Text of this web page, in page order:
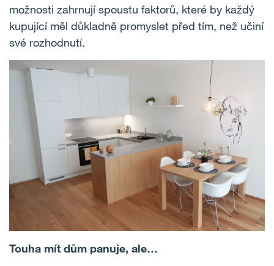
možnosti zahrnují spoustu faktorů, které by každý
kupující měl důkladně promyslet před tím, než učiní
své rozhodnutí.
Touha mít dům panuje, ale…